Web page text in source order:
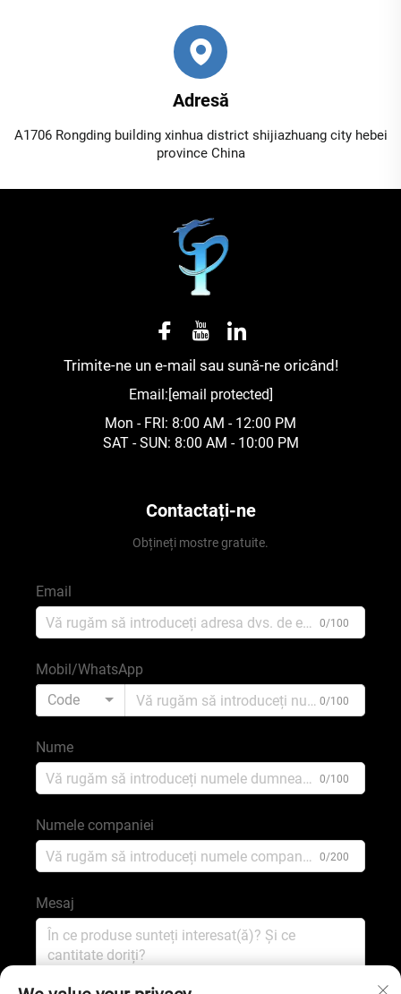
Adresă
A1706 Rongding building xinhua district shijiazhuang city hebei
province China
Trimite-ne un e-mail sau sună-ne oricând!
Email:[email protected]
Mon - FRI: 8:00 AM - 12:00 PM
SAT - SUN: 8:00 AM - 10:00 PM
Contactați-ne
Obțineți mostre gratuite.
Email
0/100
Mobil/WhatsApp
Code
0/100
Nume
0/100
Numele companiei
0/200
Mesaj